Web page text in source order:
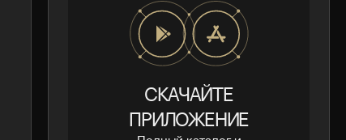
СКАЧАЙТЕ
ПРИЛОЖЕНИЕ